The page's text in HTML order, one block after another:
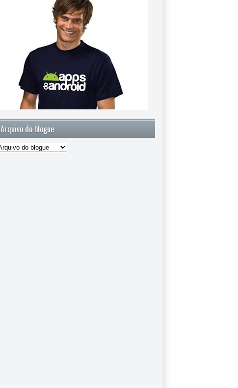
Arquivo do blogue